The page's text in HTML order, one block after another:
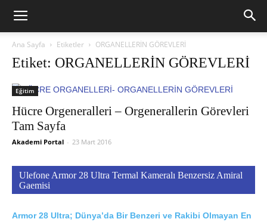
Ana Sayfa Etiketler ORGANELLERİN GÖREVLERİ
Etiket: ORGANELLERİN GÖREVLERİ
Eğitim
Hücre Orgeneralleri – Orgenerallerin Görevleri
Tam Sayfa
Akademi Portal - 23 Mart 2016
Ulefone Armor 28 Ultra Termal Kameralı Benzersiz Amiral
Gaemisi
Armor 28 Ultra; Dünya’da Bir Benzeri ve Rakibi Olmayan En